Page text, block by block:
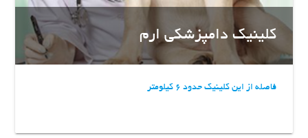
کلینیک دامپزشکی ارم
فاصله از این کلینیک حدود 6 کیلومتر